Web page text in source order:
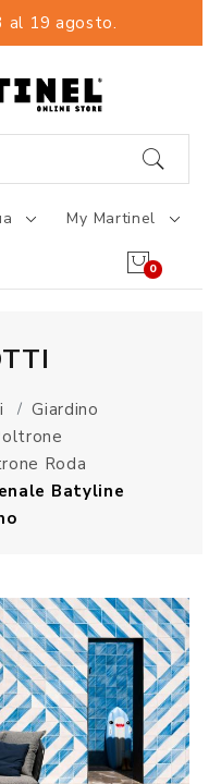
al 19 agosto.
My Martinel
0
Giardino
Roda
Batyline